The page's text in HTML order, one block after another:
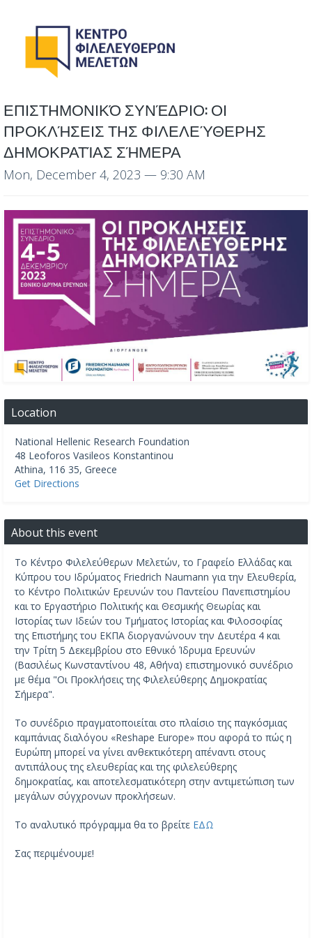
ΕΠΙΣΤΗΜΟΝΙΚΌ ΣΥΝΈΔΡΙΟ: ΟΙ
ΠΡΟΚΛΉΣΕΙΣ ΤΗΣ ΦΙΛΕΛΕΎΘΕΡΗΣ
ΔΗΜΟΚΡΑΤΊΑΣ ΣΉΜΕΡΑ
Mon, December 4, 2023 — 9:30 AM
Location
National Hellenic Research Foundation
48 Leoforos Vasileos Konstantinou
Athina, 116 35, Greece
Get Directions
About this event
Το Κέντρο Φιλελεύθερων Μελετών, το Γραφείο Ελλάδας και
Κύπρου του Ιδρύματος Friedrich Naumann για την Ελευθερία,
το Κέντρο Πολιτικών Ερευνών του Παντείου Πανεπιστημίου
και το Εργαστήριο Πολιτικής και Θεσμικής Θεωρίας και
Ιστορίας των Ιδεών του Τμήματος Ιστορίας και Φιλοσοφίας
της Επιστήμης του ΕΚΠΑ διοργανώνουν την Δευτέρα 4 και
την Τρίτη 5 Δεκεμβρίου στο Εθνικό Ίδρυμα Ερευνών
(Βασιλέως Κωνσταντίνου 48, Αθήνα) επιστημονικό συνέδριο
με θέμα "Οι Προκλήσεις της Φιλελεύθερης Δημοκρατίας
Σήμερα".
Το συνέδριο πραγματοποιείται στο πλαίσιο της παγκόσμιας
καμπάνιας διαλόγου «Reshape Europe» που αφορά το πώς η
Ευρώπη μπορεί να γίνει ανθεκτικότερη απέναντι στους
αντιπάλους της ελευθερίας και της φιλελεύθερης
δημοκρατίας, και αποτελεσματικότερη στην αντιμετώπιση των
μεγάλων σύγχρονων προκλήσεων.
Το αναλυτικό πρόγραμμα θα το βρείτε ΕΔΩ
Σας περιμένουμε!